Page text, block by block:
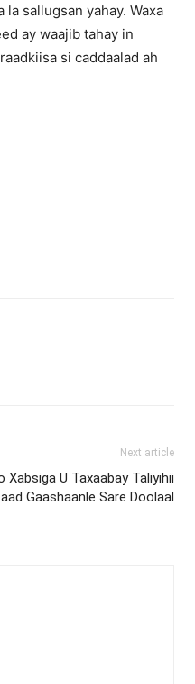
sallugsan yahay. Waxa
ay waajib tahay in
si caddaalad ah
Next article
Xabsiga U Taxaabay Taliyihii
Gaashaanle Sare Doolaal